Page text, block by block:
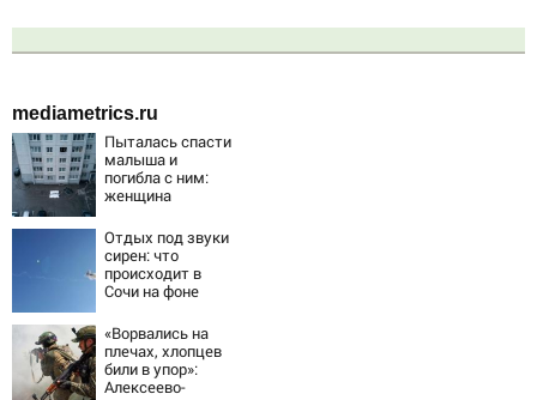
mediametrics.ru
Пыталась спасти
малыша и
погибла с ним:
женщина
насмерть на
глазах у детей
06/08/2026 –
Новости
Отдых под звуки
сирен: что
происходит в
Сочи на фоне
атак
беспилотников
«Ворвались на
плечах, хлопцев
били в упор»:
Алексеево-